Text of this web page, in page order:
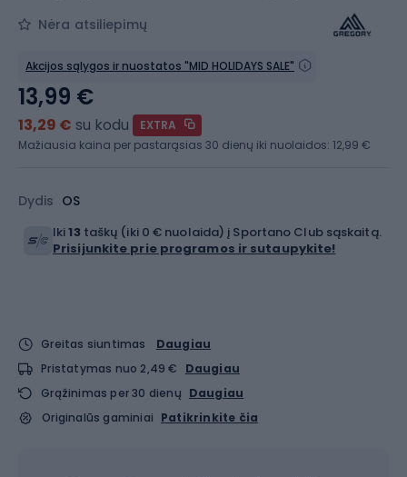
Nėra atsiliepimų
Akcijos sąlygos ir nuostatos "MID HOLIDAYS SALE"
Dydis OS
13,99 €
13,29 € su kodu
EXTRA
Mažiausia kaina per pastarąsias 30 dienų iki nuolaidos: 12,99 €
Iki13 taškų (iki 0 € nuolaida) į Sportano Club sąskaitą.
Prisijunkite prie programos ir sutaupykite!
Greitas siuntimas
Daugiau
Pristatymas nuo 2,49 €
Daugiau
Grąžinimas per 30 dienų Daugiau
Originalūs gaminiai Patikrinkite čia